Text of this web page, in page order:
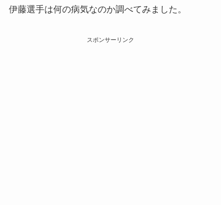
伊藤選手は何の病気なのか調べてみました。
スポンサーリンク